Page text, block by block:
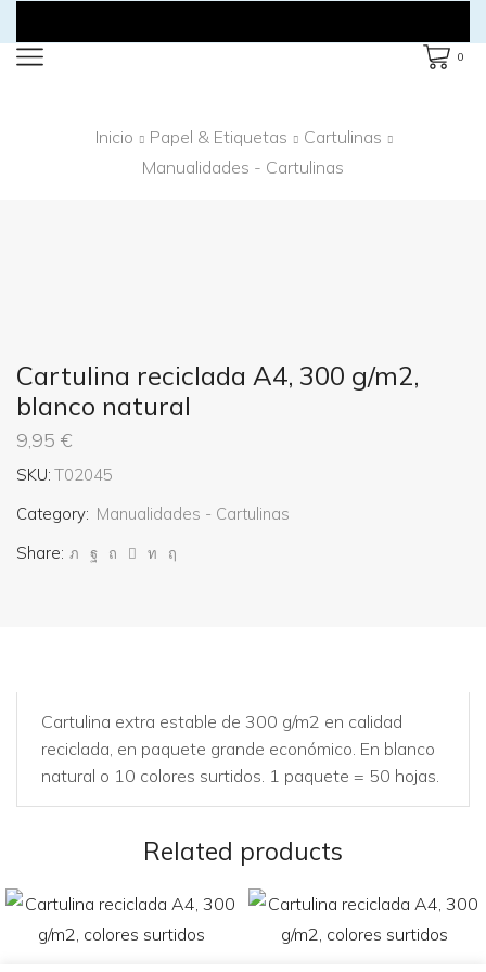
0
Inicio Papel & Etiquetas
Cartulinas
Manualidades - Cartulinas
Cartulina reciclada A4, 300 g/m2,
blanco natural
9,95 €
SKU: T02045
Category: Manualidades - Cartulinas
Share:
Cartulina extra estable de 300 g/m2 en calidad
reciclada, en paquete grande económico. En blanco
natural o 10 colores surtidos. 1 paquete = 50 hojas.
Related products